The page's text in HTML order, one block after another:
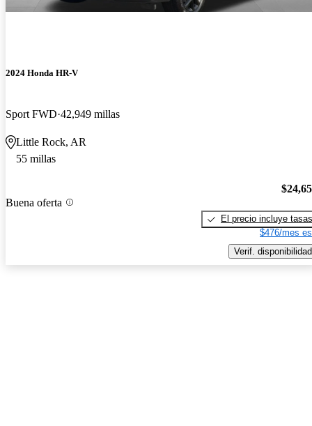
2024 Honda HR-V
Sport FWD 42,949 millas
Little Rock, AR
55 millas
Buena oferta
El precio incluye tasas
$476/mes
Verif. disponibilidad